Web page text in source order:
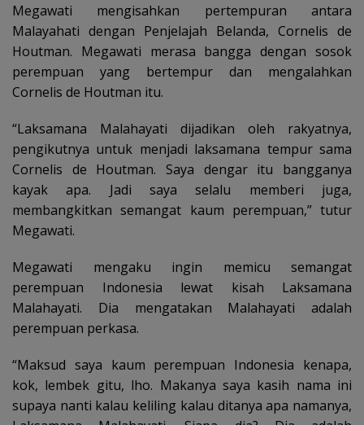
Megawati mengisahkan pertempuran antara
Malayahati dengan Penjelajah Belanda, Cornelis de
Houtman. Megawati merasa bangga dengan sosok
perempuan yang bertempur dan mengalahkan
Cornelis de Houtman itu.
“Laksamana Malahayati dijadikan oleh rakyatnya,
pengikutnya untuk menjadi laksamana tempur sama
Cornelis de Houtman. Saya dengar itu bangganya
kayak apa. Jadi saya selalu memberi juga,
membangkitkan semangat kaum perempuan,” tutur
Megawati.
Megawati mengaku ingin memicu semangat
perempuan Indonesia lewat kisah Laksamana
Malahayati. Dia mengatakan Malahayati adalah
perempuan perkasa.
“Maksud saya kaum perempuan Indonesia kenapa,
kok, lembek gitu, lho. Makanya saya kasih nama ini
supaya nanti kalau keliling kalau ditanya apa namanya,